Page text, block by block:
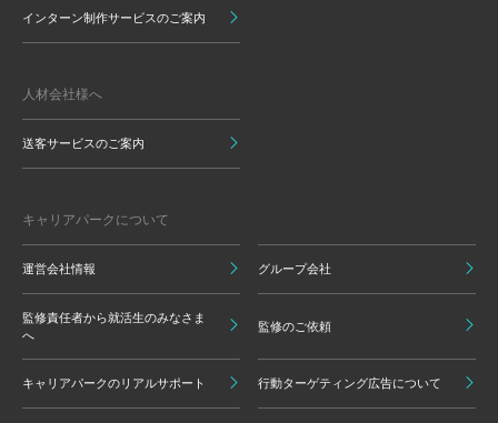
インターン制作サービスのご案内
人材会社様へ
送客サービスのご案内
キャリアパークについて
運営会社情報 グループ会社
監修責任者から就活生のみなさま
へ
監修のご依頼
キャリアパークのリアルサポート 行動ターゲティング広告について